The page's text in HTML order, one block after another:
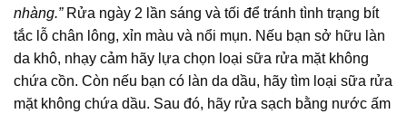
nhàng.”Rửa ngày 2 lần sáng và tối để tránh tình trạng bít
tắc lỗ chân lông, xỉn màu và nổi mụn. Nếu bạn sở hữu làn
da khô, nhạy cảm hãy lựa chọn loại sữa rửa mặt không
chứa cồn. Còn nếu bạn có làn da dầu, hãy tìm loại sữa rửa
mặt không chứa dầu. Sau đó, hãy rửa sạch bằng nước ấm